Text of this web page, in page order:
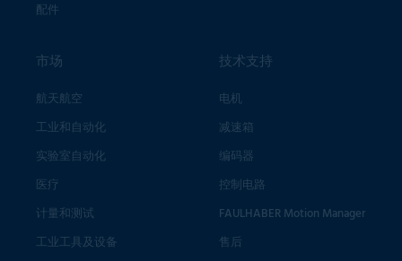
配件
市场
航天航空
工业和自动化
实验室自动化
医疗
计量和测试
工业工具及设备
技术支持
电机
减速箱
编码器
控制电路
FAULHABER Motion Manager
售后